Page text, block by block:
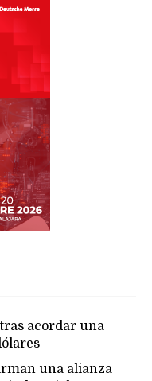
acordar una
una alianza